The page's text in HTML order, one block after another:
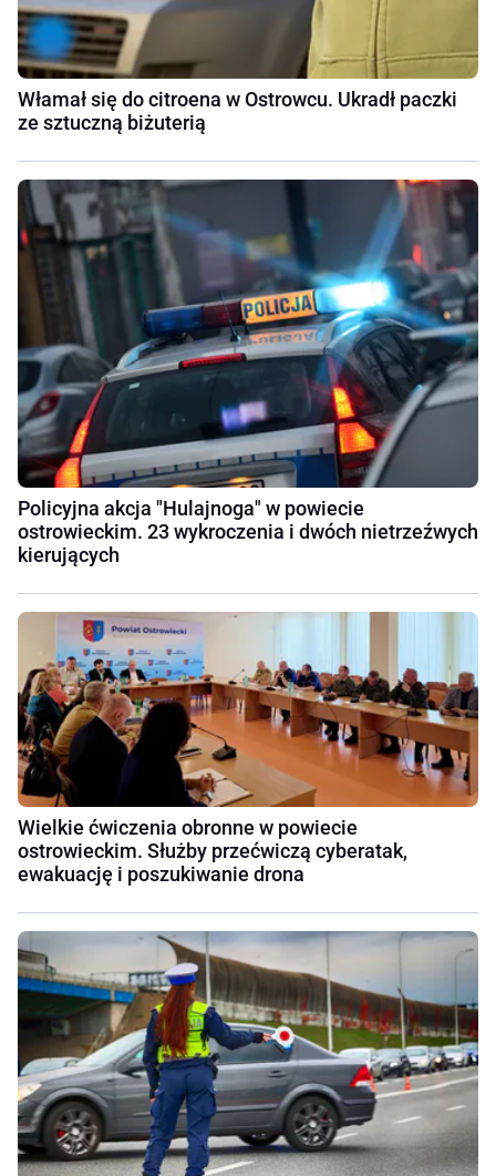
Włamał się do citroena w Ostrowcu. Ukradł paczki
ze sztuczną biżuterią
Policyjna akcja "Hulajnoga" w powiecie
ostrowieckim. 23 wykroczenia i dwóch nietrzeźwych
kierujących
Wielkie ćwiczenia obronne w powiecie
ostrowieckim. Służby przećwiczą cyberatak,
ewakuację i poszukiwanie drona